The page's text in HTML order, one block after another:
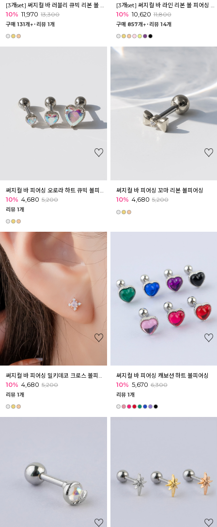
[3개set] 써지컬 바 러블리 큐빅 리본 볼 피어싱 세트
10% 11,970 13,300
구매 131개↑˙ 리뷰 1개
[3개set] 써지컬 바 라인 리본 볼 피어싱 세트
10% 10,620 11,800
구매 857개↑˙ 리뷰 14개
써지컬 바 피어싱 오로라 하트 큐빅 볼피어싱
10% 4,680 5,200
리뷰 1개
써지컬 바 피어싱 꼬마 리본 볼피어싱
10% 4,680 5,200
10% 4,680 5,200
리뷰 1개
써지컬 바 피어싱 캐보션 하트 볼피어싱
10% 5,670 6,300
리뷰 1개